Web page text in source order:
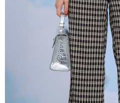
用戶於交易時，得透過本服務購買商品
買賣價金債權讓與本公司後，依約使用
2.基於同意付款使用「大哥付你分期」
資料（包含姓名、電話或地址）提供予
由本公司與您本人進行分期帳單所需資
3.完整用戶服務條款，請詳閱以下連結：
購買商品的店家。未經商家同意取消之
後付繳納相關費用。
※ 交易是否成功請以「AFTEE先享後付
是否繳費成功／繳費後需取消欲退款等
客戶支援中心」https://
１．透過由恩沛科技股份有限公司提供
易，需依本服務之必要範圍內提供個人
權轉讓予恩沛科技股份有限公司。
２．關於個人資料處理事宜，請瀏覽以
每筆NT$120，滿NT$2,000(含以上)